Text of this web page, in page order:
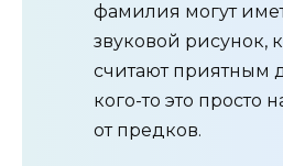
фамилия могут
звуковой рисунок,
считают приятным
кого-то это просто
от предков.